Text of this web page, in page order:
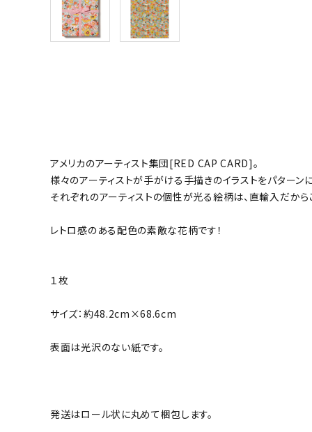
アメリカのアーティスト集団[RED CAP CARD]。
様々のアーティストが手がける手描きのイラストをパター
それぞれのアーティストの個性が光る絵柄は、直輸入だか
レトロ感のある配色の素敵な花柄です！
１枚
サイズ：約48.2cm×68.6cm
表面は光沢のない紙です。
発送はロール状に丸めて梱包します。